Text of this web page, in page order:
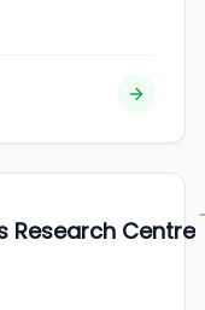
Research Centre